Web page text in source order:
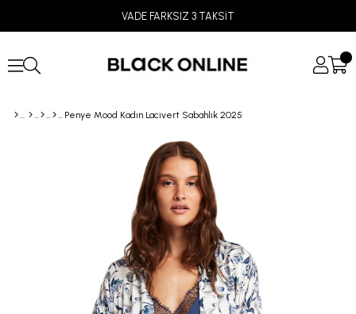
VADE FARKSIZ 3 TAKSİT
Penye Mood Kadın Lacivert Sabahlık 2025